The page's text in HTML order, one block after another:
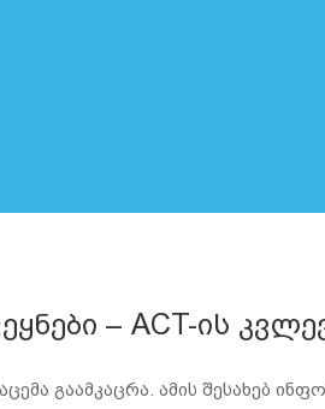
– ACT-ის
გაამკაცრა. ამის შესახებ